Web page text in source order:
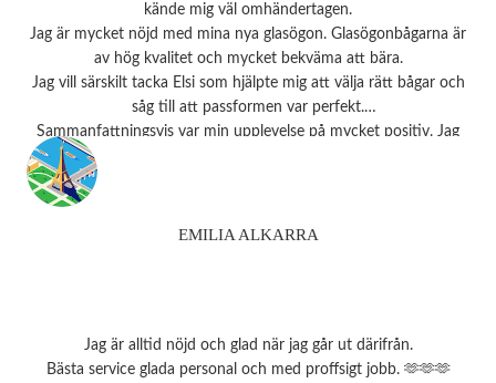
kände mig väl omhändertagen.
Jag är mycket nöjd med mina nya glasögon. Glasögonbågarna är
av hög kvalitet och mycket bekväma att bära.
Jag vill särskilt tacka Elsi som hjälpte mig att välja rätt bågar och
såg till att passformen var perfekt.
Sammanfattningsvis var min upplevelse på mycket positiv. Jag
rekommenderar starkt detta ställe till alla som behöver
EMILIA ALKARRA
Jag är alltid nöjd och glad när jag går ut därifrån.
Bästa service glada personal och med proffsigt jobb. 🫶🫶🫶